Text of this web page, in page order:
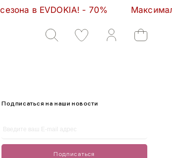
в EVDOKIA! - 70%
Подписаться на наши новости
Подписаться